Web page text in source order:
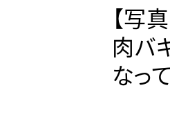
【写
肉バ
なっ